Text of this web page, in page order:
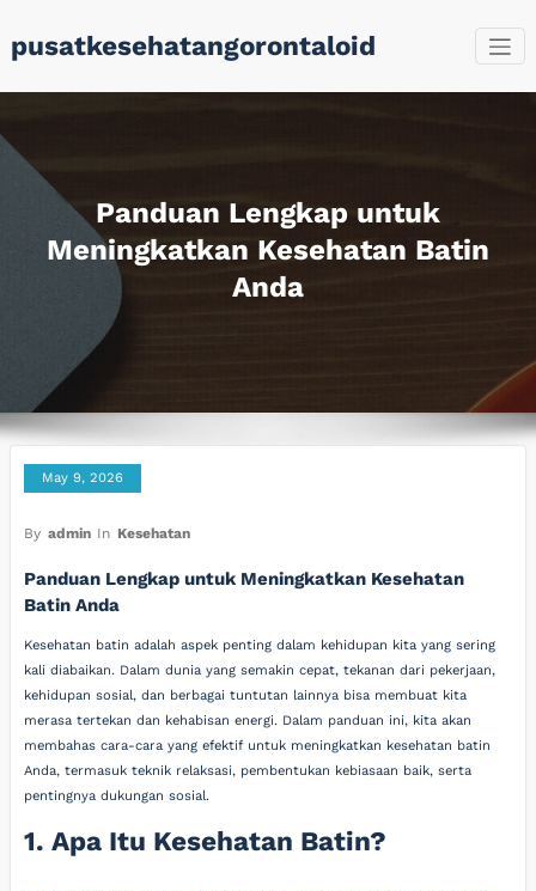
to
content
pusatkesehatangorontaloid
Panduan Lengkap untuk
Meningkatkan Kesehatan Batin
Anda
May 9, 2026
By admin In Kesehatan
Panduan Lengkap untuk Meningkatkan Kesehatan
Batin Anda
Kesehatan batin adalah aspek penting dalam kehidupan kita yang sering
kali diabaikan. Dalam dunia yang semakin cepat, tekanan dari pekerjaan,
kehidupan sosial, dan berbagai tuntutan lainnya bisa membuat kita
merasa tertekan dan kehabisan energi. Dalam panduan ini, kita akan
membahas cara-cara yang efektif untuk meningkatkan kesehatan batin
Anda, termasuk teknik relaksasi, pembentukan kebiasaan baik, serta
pentingnya dukungan sosial.
1. Apa Itu Kesehatan Batin?